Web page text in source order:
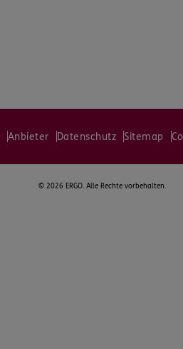
Anbieter Datenschutz Sitemap
© 2026 ERGO. Alle Rechte vorbehalten.